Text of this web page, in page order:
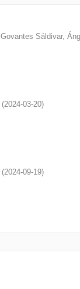
Govantes Sáldivar,
(2024-03-20)
(2024-09-19)